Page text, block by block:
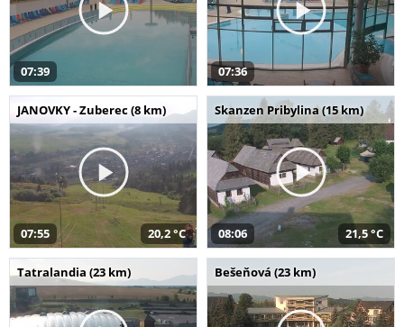
07:39 07:36
JANOVKY - Zuberec (8 km)
07:55 20,2 °C
Skanzen Pribylina (15 km)
08:06 21,5 °C
Tatralandia (23 km) Bešeňová (23 km)